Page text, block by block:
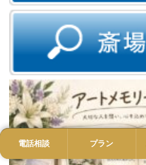
電話 プラン
電話相談 プラン